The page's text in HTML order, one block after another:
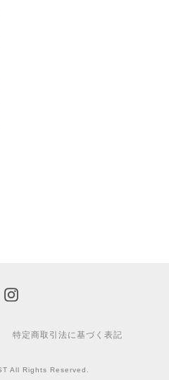
特定商取引法に基づく表記
All Rights Reserved.